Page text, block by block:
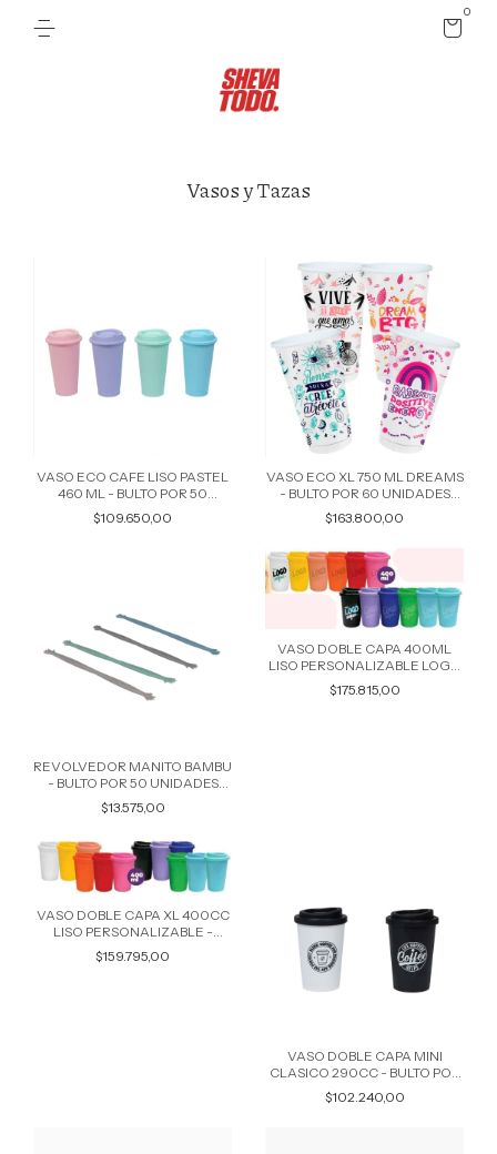
0
Vasos y Tazas
VASO ECO CAFE LISO PASTEL
460 ML - BULTO POR 50
UNIDADES COLORES
SURTIDOS 6059
$109.650,00
VASO ECO XL 750 ML DREAMS
- BULTO POR 60 UNIDADES
MODELOS SURTIDOS 6197
$163.800,00
REVOLVEDOR MANITO BAMBU
- BULTO POR 50 UNIDADES
COLORES SURTIDOS 6442
$13.575,00
VASO DOBLE CAPA 400ML
LISO PERSONALIZABLE LOGO
- BULTO POR 30 UNIDADES
6585
$175.815,00
VASO DOBLE CAPA XL 400CC
LISO PERSONALIZABLE -
BULTO POR 30 UNIDADES 6584
$159.795,00
VASO DOBLE CAPA MINI
CLASICO 290CC - BULTO POR
20 UNIDADES COLORES
SURTIDOS 6794
$102.240,00